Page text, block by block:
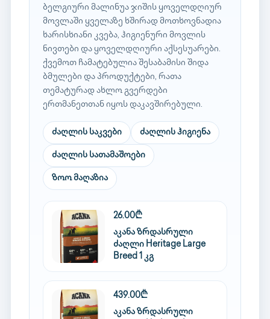
ბელგიური მალინუა ჯიშის ყოველდღიურ
მოვლაში ყველაზე ხშირად მოთხოვნადია
ხარისხიანი კვება, ჰიგიენური მოვლის
ნივთები და ყოველდღიური აქსესუარები.
ქვემოთ ჩამატებულია შესაბამისი შიდა
ბმულები და პროდუქტები, რათა
თემატურად ახლო გვერდები
ერთმანეთთან იყოს დაკავშირებული.
ძაღლის საკვები ძაღლის ჰიგიენა
ძაღლის სათამაშოები
ზოო მაღაზია
26.00₾
აკანა ზრდასრული
ძაღლი Heritage Large
Breed 1 კგ
439.00₾
აკანა ზრდასრული